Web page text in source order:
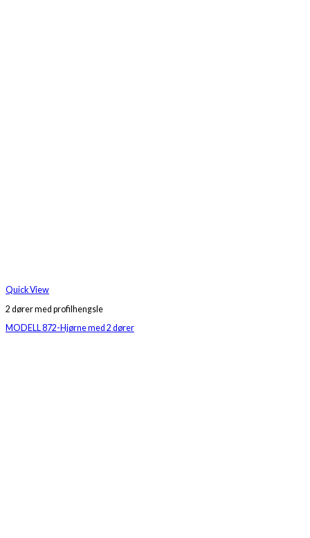
Quick View
2 dører med profilhengsle
MODELL 872-Hjørne med 2 dører